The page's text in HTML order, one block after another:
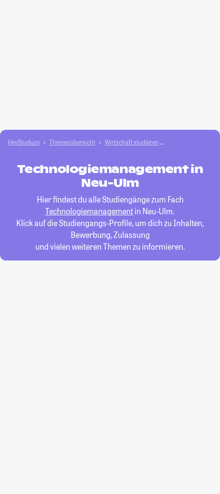
HeyStudium Themenübersicht Wirtschaft studieren
Technologiemanagement in
Neu-Ulm
Hier findest du alle Studiengänge zum Fach
Technologiemanagementin Neu-Ulm.
Klick auf die Studiengangs-Profile, um dich zu Inhalten,
Bewerbung, Zulassung
und vielen weiteren Themen zu informieren.